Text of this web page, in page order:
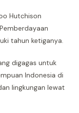
Hutchison
tahun ketiganya.
digagas untuk
Indonesia di
lingkungan lewat